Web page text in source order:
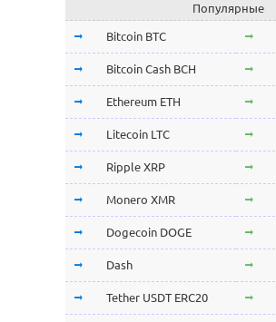
Популярные
Bitcoin BTC
Bitcoin Cash BCH
Ethereum ETH
Litecoin LTC
Ripple XRP
Monero XMR
Dogecoin DOGE
Dash
Tether USDT ERC20